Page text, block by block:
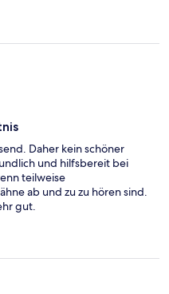
Daher kein schöner
und hilfsbereit bei
teilweise
ab und zu zu hören sind.
gut.